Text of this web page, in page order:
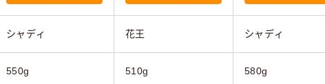
シャディ 花王 シャディ
550g 510g 580g